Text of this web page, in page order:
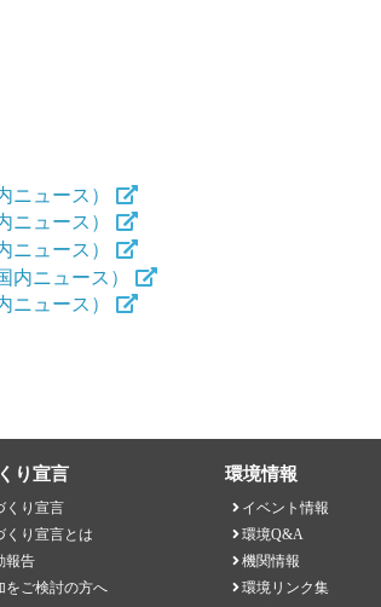
ュース）
ュース）
ュース）
ニュース）
ュース）
り宣言
くり宣言
くり宣言とは
報告
をご検討の方へ
環境情報
イベント情報
環境Q&A
機関情報
環境リンク集